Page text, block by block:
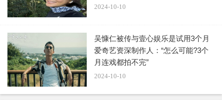
2024-10-10
吴慷仁被传与壹心娱乐是试用3个月
爱奇艺资深制作人：“怎么可能?3个
月连戏都拍不完”
2024-10-10